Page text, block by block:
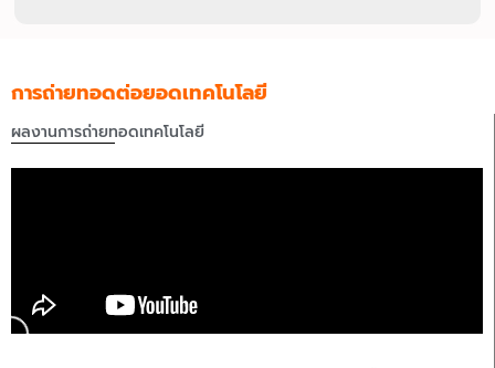
การถ่ายทอดต่อยอดเทคโนโลยี
ผลงานการถ่ายทอดเทคโนโลยี